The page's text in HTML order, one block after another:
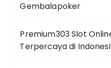
Gembalapoker
Premium303 Slot
Terpercaya di